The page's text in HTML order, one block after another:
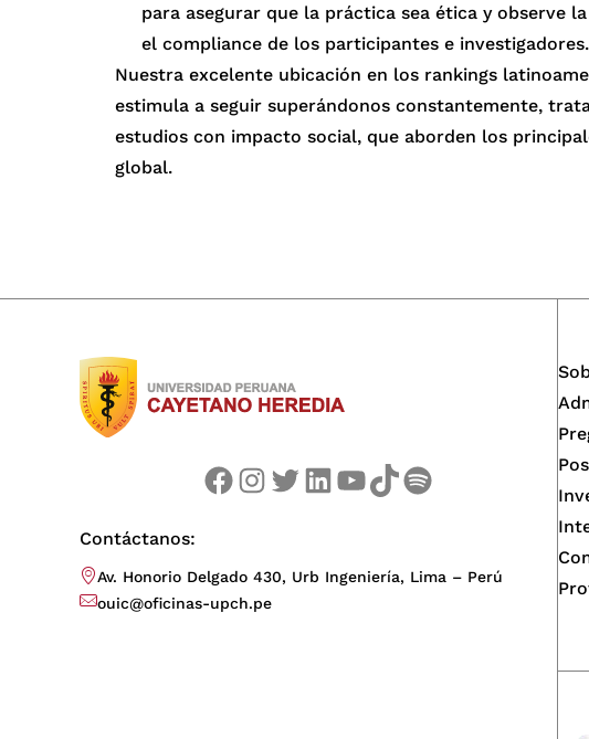
para asegurar que la práctica sea ética y observe
el compliance de los participantes e investigadores.
Nuestra excelente ubicación en los rankings
estimula a seguir superándonos constantemente,
estudios con impacto social, que aborden los
global.
Facebook Instagram Twitter LinkedIn YouTube TikTok Spotify
Contáctanos:
Av. Honorio Delgado 430, Urb Ingeniería, Lima – Perú
ouic@oficinas-upch.pe